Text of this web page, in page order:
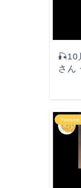
🎣10
さん
Youtube